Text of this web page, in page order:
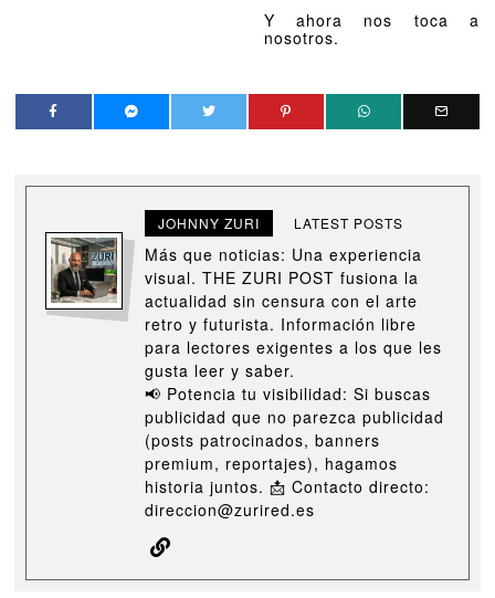
Y ahora nos toca a
nosotros.
JOHNNY ZURI LATEST POSTS
Más que noticias: Una experiencia
visual. THE ZURI POST fusiona la
actualidad sin censura con el arte
retro y futurista. Información libre
para lectores exigentes a los que les
gusta leer y saber.
📢 Potencia tu visibilidad: Si buscas
publicidad que no parezca publicidad
(posts patrocinados, banners
premium, reportajes), hagamos
historia juntos. 📩 Contacto directo:
direccion@zurired.es